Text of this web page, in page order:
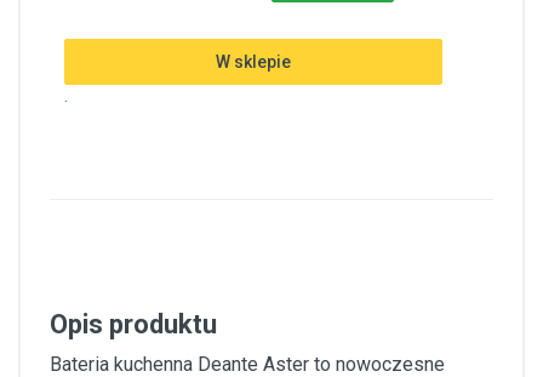
W sklepie
.
Opis produktu
Bateria kuchenna Deante Aster to nowoczesne